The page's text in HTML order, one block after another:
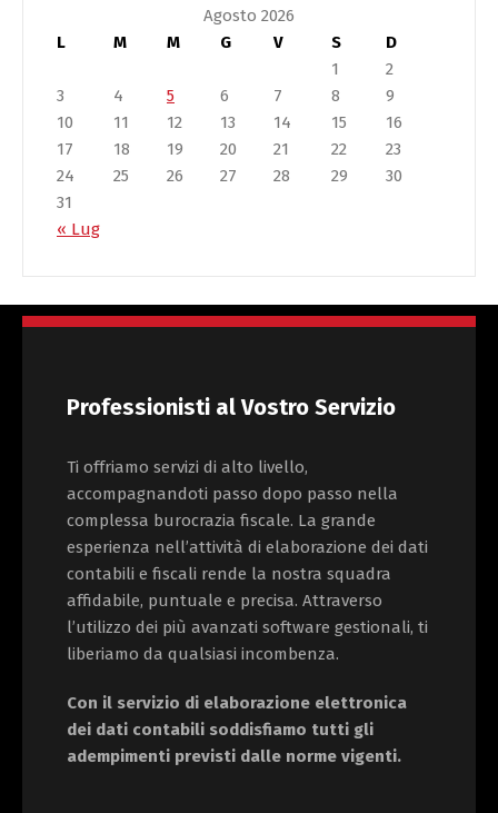
Agosto 2026
L
M M G V S
D
1
2
3
4 5 6 7 8
9
10
11 12 13 14 15
16
17
18 19 20 21 22
23
24
25 26 27 28 29
30
31
« Lug
Professionisti al Vostro Servizio
Ti offriamo servizi di alto livello,
accompagnandoti passo dopo passo nella
complessa burocrazia fiscale. La grande
esperienza nell’attività di elaborazione dei dati
contabili e fiscali rende la nostra squadra
affidabile, puntuale e precisa. Attraverso
l’utilizzo dei più avanzati software gestionali, ti
liberiamo da qualsiasi incombenza.
Con il servizio di elaborazione elettronica
dei dati contabili soddisfiamo tutti gli
adempimenti previsti dalle norme vigenti.